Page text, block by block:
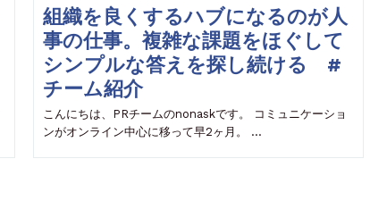
組織を良くするハブになるのが人
事の仕事。複雑な課題をほぐして
シンプルな答えを探し続ける #
チーム紹介
こんにちは、PRチームのnonaskです。 コミュニケーショ
ンがオンライン中心に移って早2ヶ月。 …